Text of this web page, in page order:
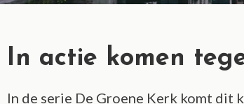
In actie komen
In de serie De Groene Kerk komt dit